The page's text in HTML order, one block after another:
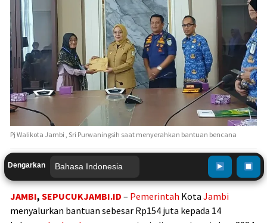
Pj Walikota Jambi , Sri Purwaningsih saat menyerahkan bantuan bencana
Dengarkan
JAMBI, SEPUCUKJAMBI.ID – Pemerintah Kota Jambi
menyalurkan bantuan sebesar Rp154 juta kepada 14